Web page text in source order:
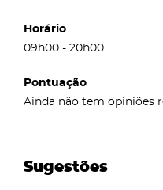
Horário
09h00 - 20h00
Pontuação
Ainda não tem opiniões
Sugestões